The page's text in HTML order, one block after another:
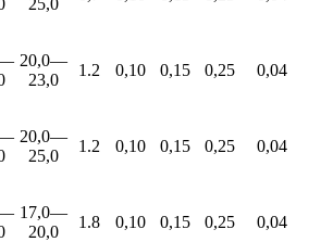
20,0—
23,0
1.2 0,10 0,15 0,25 0,04
20,0—
25,0
1.2 0,10 0,15 0,25 0,04
17,0—
20,0
1.8 0,10 0,15 0,25 0,04